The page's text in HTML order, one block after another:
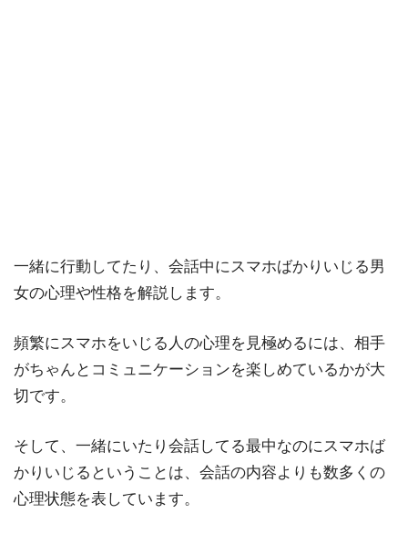
一緒に行動してたり、会話中にスマホばかりいじる男
女の心理や性格を解説します。
頻繁にスマホをいじる人の心理を見極めるには、相手
がちゃんとコミュニケーションを楽しめているかが大
切です。
そして、一緒にいたり会話してる最中なのにスマホば
かりいじるということは、会話の内容よりも数多くの
心理状態を表しています。